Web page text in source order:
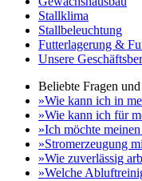
Stallklima
Stallbeleuchtung
Futterlagerung &
Unsere
Beliebte Fragen
»Wie kann ich in
»Wie kann ich für
»Ich möchte
»Stromerzeugung
»Wie zuverlässig
»Welche